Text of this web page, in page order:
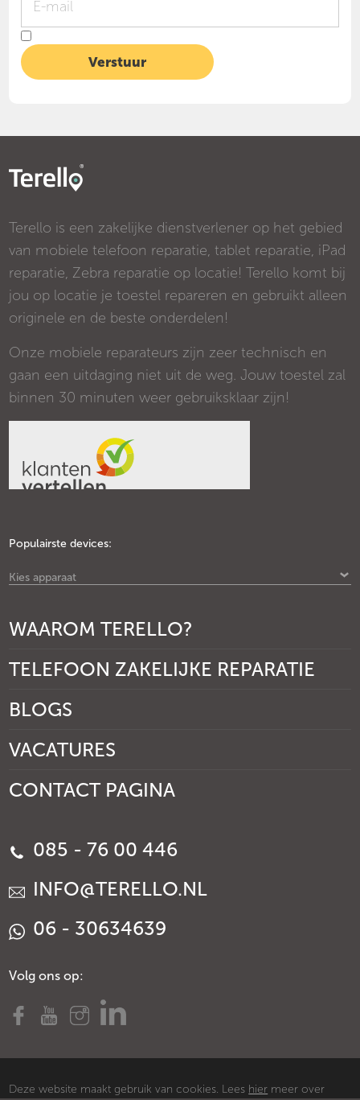
Terello is een zakelijke dienstverlener op het gebied
van mobiele telefoon reparatie, tablet reparatie, iPad
reparatie, Zebra reparatie op locatie! Terello komt bij
jou op locatie je toestel repareren en gebruikt alleen
originele en de beste onderdelen!
Onze mobiele reparateurs zijn zeer technisch en
gaan een uitdaging niet uit de weg. Jouw toestel zal
binnen 30 minuten weer gebruiksklaar zijn!
Populairste devices:
Kies apparaat
WAAROM TERELLO?
TELEFOON ZAKELIJKE REPARATIE
BLOGS
VACATURES
CONTACT PAGINA
085 - 76 00 446
INFO@TERELLO.NL
06 - 30634639
Volg ons op:
Deze website maakt gebruik van cookies. Lees hier meer over